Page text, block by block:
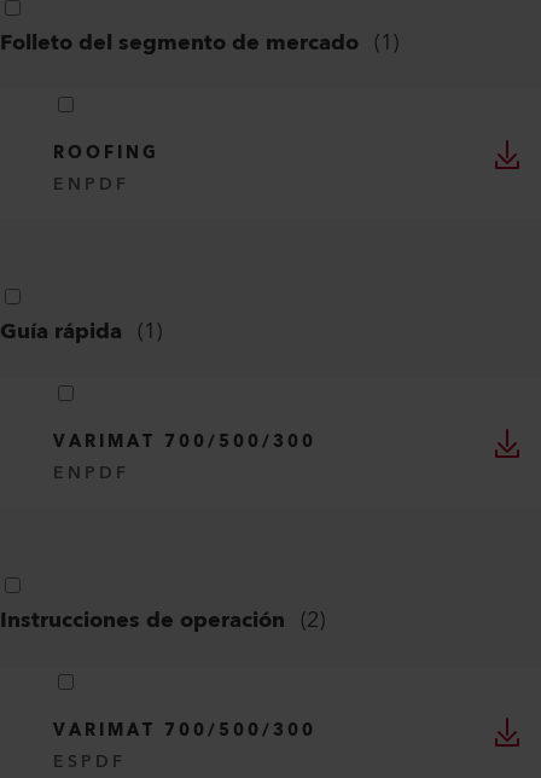
Folleto del segmento de mercado (1)
ROOFING
EN PDF
Guía rápida (1)
VARIMAT 700/500/300
EN PDF
Instrucciones de operación (2)
VARIMAT 700/500/300
ES PDF